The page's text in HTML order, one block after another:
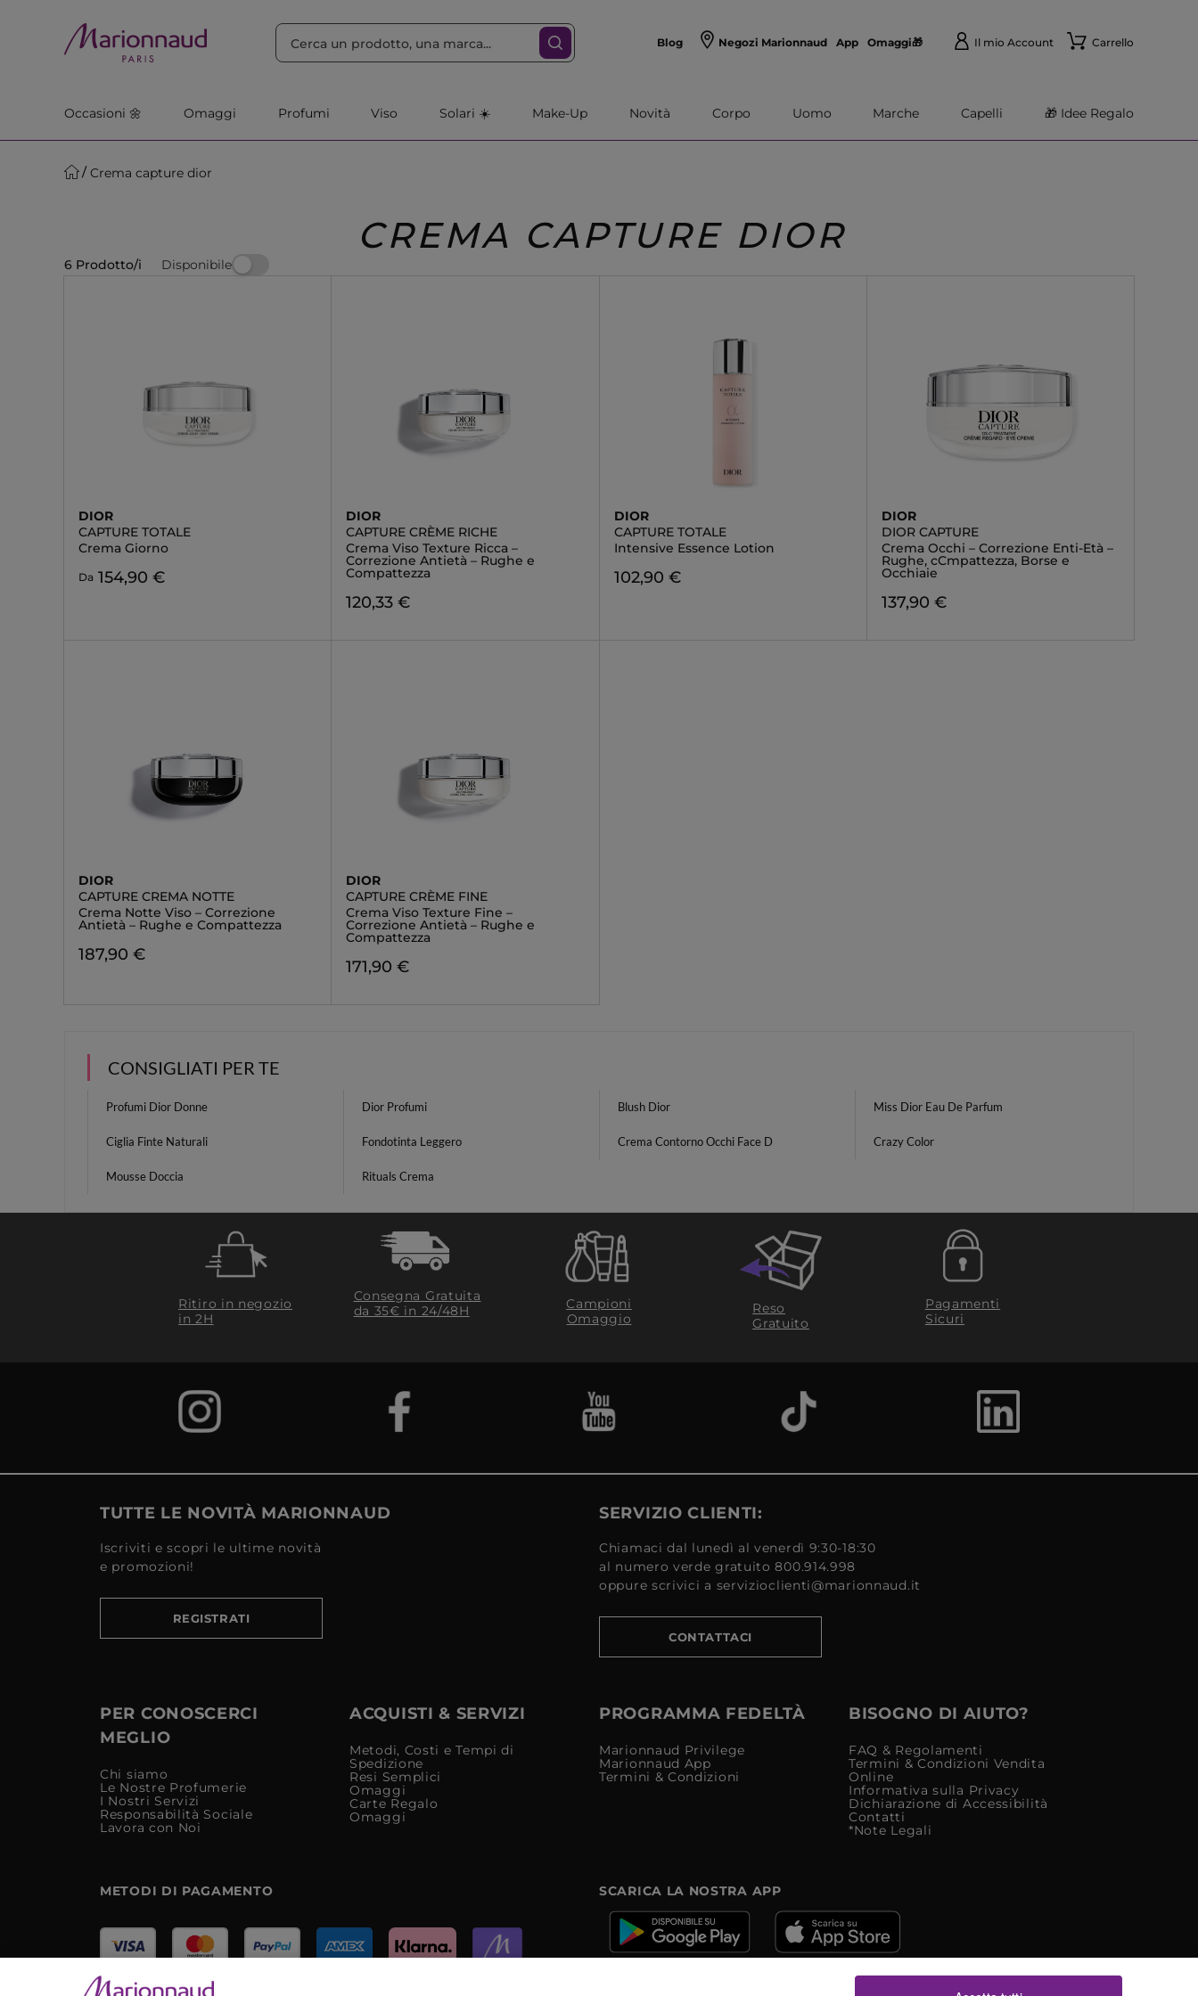
Blog Negozi Marionnaud App Omaggi🎁 Il mio Account Carrello
Occasioni 🌼 Omaggi Profumi Viso Solari ☀️ Make-Up Novità Corpo Uomo Marche Capelli 🎁 Idee Regalo
Crema capture dior
CREMA CAPTURE DIOR
6 Prodotto/i Disponibile
DIOR
CAPTURE TOTALE
Crema Giorno
Da 154,90 €
DIOR
CAPTURE CRÈME RICHE
Crema Viso Texture Ricca –
Correzione Antietà – Rughe e
Compattezza
120,33 €
DIOR
CAPTURE TOTALE
Intensive Essence Lotion
102,90 €
DIOR
DIOR CAPTURE
Crema Occhi – Correzione Enti-Età –
Rughe, cCmpattezza, Borse e
Occhiaie
137,90 €
DIOR
CAPTURE CREMA NOTTE
Crema Notte Viso – Correzione
Antietà – Rughe e Compattezza
187,90 €
DIOR
CAPTURE CRÈME FINE
Crema Viso Texture Fine –
Correzione Antietà – Rughe e
Compattezza
171,90 €
CONSIGLIATI PER TE
Profumi Dior Donne Dior Profumi Blush Dior Miss Dior Eau De Parfum
Ciglia Finte Naturali Fondotinta Leggero Crema Contorno Occhi Face D Crazy Color
Mousse Doccia Rituals Crema
Ritiro in negozio
in 2H
Consegna Gratuita
da 35€​ in 24/48H
Campioni
Omaggio
Reso
Gratuito
Pagamenti
Sicuri
TUTTE LE NOVITÀ MARIONNAUD
Iscriviti e scopri le ultime novità
e promozioni!
REGISTRATI
SERVIZIO CLIENTI:
Chiamaci dal lunedì al venerdì 9:30-18:30
al numero verde gratuito 800.914.998
oppure scrivici a servizioclienti@marionnaud.it
CONTATTACI
PER CONOSCERCI
MEGLIO
Chi siamo
Le Nostre Profumerie
I Nostri Servizi
Responsabilità Sociale
Lavora con Noi
ACQUISTI & SERVIZI
Metodi, Costi e Tempi di
Spedizione
Resi Semplici
Omaggi
Carte Regalo
Omaggi
PROGRAMMA FEDELTÀ
Marionnaud Privilege
Marionnaud App
Termini & Condizioni
BISOGNO DI AIUTO?
FAQ & Regolamenti
Termini & Condizioni Vendita
Online
Informativa sulla Privacy
Dichiarazione di Accessibilità
Contatti
*Note Legali
METODI DI PAGAMENTO SCARICA LA NOSTRA APP